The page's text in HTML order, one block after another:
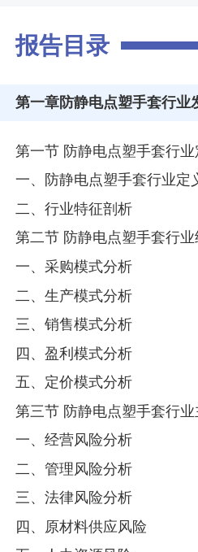
报告目录
第一章防静电点塑手套行业
第一节 防静电点塑手套行
一、防静电点塑手套行业定
二、行业特征剖析
第二节 防静电点塑手套行
一、采购模式分析
二、生产模式分析
三、销售模式分析
四、盈利模式分析
五、定价模式分析
第三节 防静电点塑手套行
一、经营风险分析
二、管理风险分析
三、法律风险分析
四、原材料供应风险